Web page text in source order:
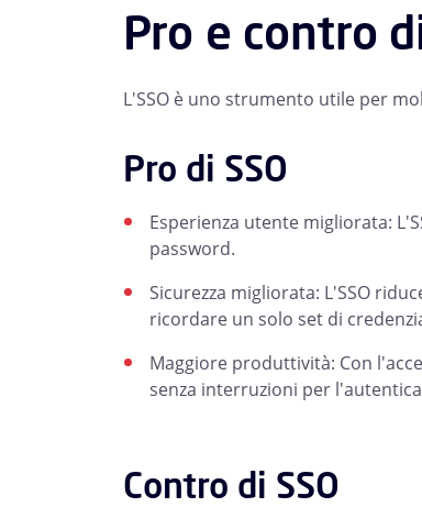
Pro e contro
L'SSO è uno strumento utile per
Pro di SSO
Esperienza utente migliorata:
password.
Sicurezza migliorata: L'SSO
ricordare un solo set di
Maggiore produttività: Con
senza interruzioni per
Contro di SSO